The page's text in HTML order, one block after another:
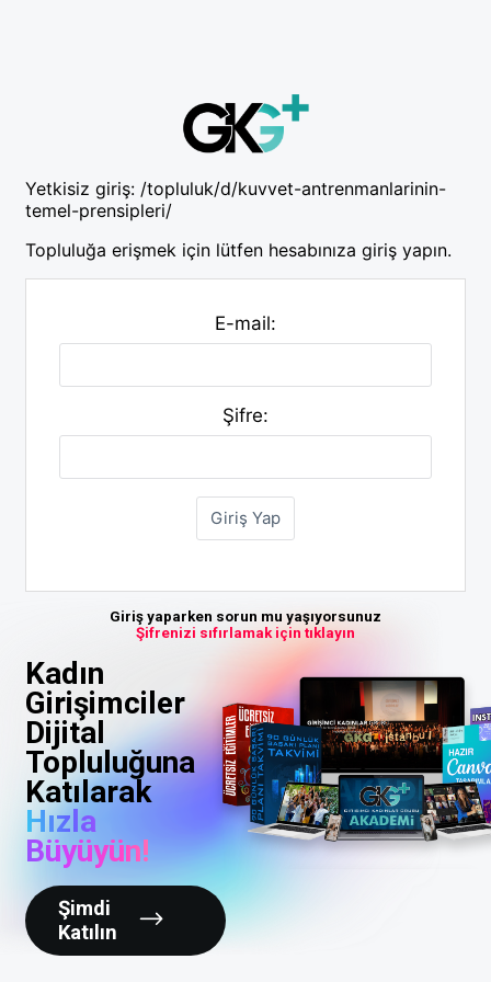
Yetkisiz giriş: /topluluk/d/kuvvet-antrenmanlarinin-
temel-prensipleri/
Topluluğa erişmek için lütfen hesabınıza giriş yapın.
E-mail:
Şifre:
Giriş yaparken sorun mu yaşıyorsunuz
Şifrenizi sıfırlamak için tıklayın
Kadın
Girişimciler
Dijital
Topluluğuna
Katılarak
Hızla
Büyüyün!
Şimdi
Katılın